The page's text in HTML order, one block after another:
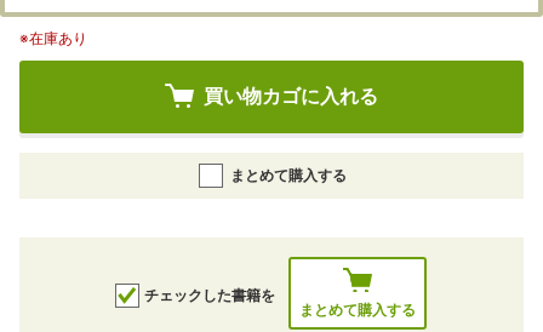
※在庫あり
買い物カゴに入れる
まとめて購入する
チェックした書籍を
まとめて購入する